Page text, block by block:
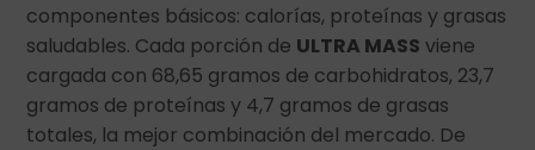
componentes básicos: calorías, proteínas y grasas
saludables. Cada porción de ULTRA MASS viene
cargada con 68,65 gramos de carbohidratos, 23,7
gramos de proteínas y 4,7 gramos de grasas
totales, la mejor combinación del mercado. De